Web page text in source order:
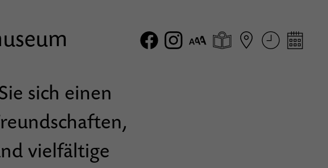
sich einen
vielfältige